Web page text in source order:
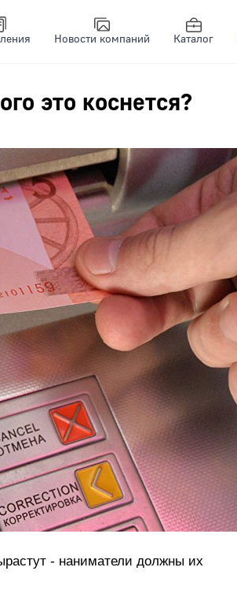
Новости компаний Каталог
это коснется?
- наниматели должны их